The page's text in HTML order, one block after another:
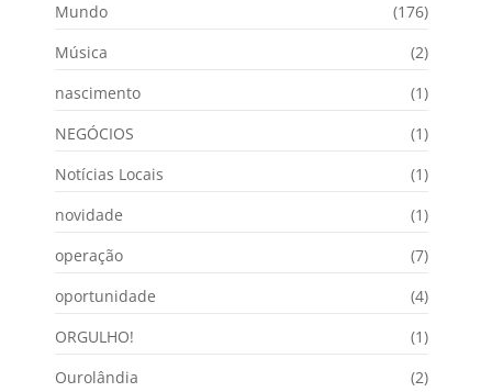
Mundo
(176)
Música
(2)
nascimento
(1)
NEGÓCIOS
(1)
Notícias Locais
(1)
novidade
(1)
operação
(7)
oportunidade
(4)
ORGULHO!
(1)
Ourolândia
(2)